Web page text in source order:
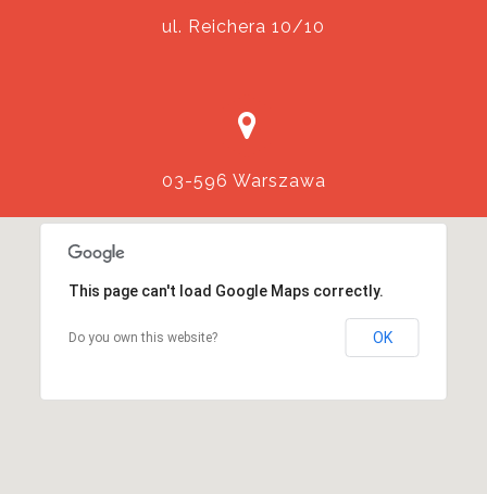
ul. Reichera 10/10
03-596 Warszawa
This page can't load Google Maps correctly.
Do you own this website? OK